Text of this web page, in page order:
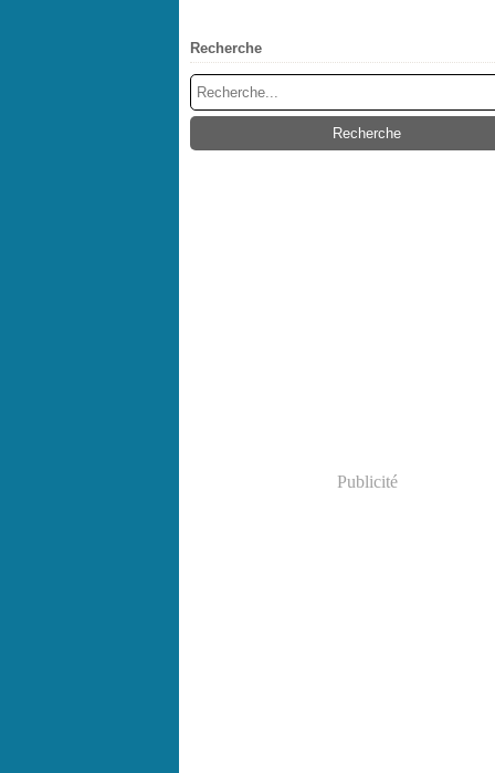
Recherche
Publicité